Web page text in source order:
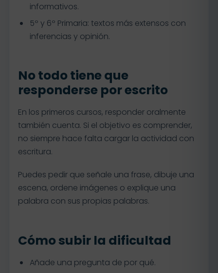
informativos.
5º y 6º Primaria: textos más extensos con
inferencias y opinión.
No todo tiene que
responderse por escrito
En los primeros cursos, responder oralmente
también cuenta. Si el objetivo es comprender,
no siempre hace falta cargar la actividad con
escritura.
Puedes pedir que señale una frase, dibuje una
escena, ordene imágenes o explique una
palabra con sus propias palabras.
Cómo subir la dificultad
Añade una pregunta de por qué.